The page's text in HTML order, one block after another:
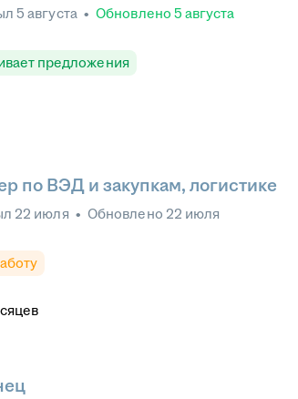
5 августа • Обновлено 5 августа
предложения
по ВЭД и закупкам, логистике
22 июля • Обновлено 22 июля